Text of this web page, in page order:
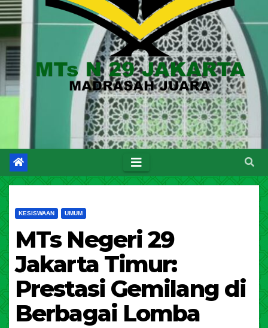
KESISWAAN UMUM
MTs Negeri 29
Jakarta Timur:
Prestasi Gemilang di
Berbagai Lomba